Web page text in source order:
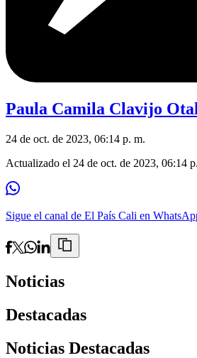
Paula Camila Clavijo
24 de oct. de 2023, 06:14 p. m.
Actualizado el 24 de oct. de 2023, 06:14
Sigue el canal de El País Cali en
Noticias
Destacadas
Noticias Destacadas